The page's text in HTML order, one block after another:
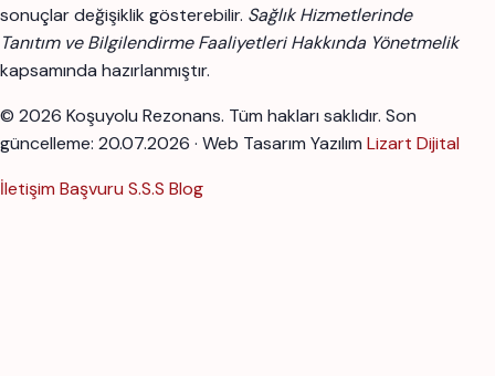
sonuçlar değişiklik gösterebilir. Sağlık Hizmetlerinde
Tanıtım ve Bilgilendirme Faaliyetleri Hakkında Yönetmelik
kapsamında hazırlanmıştır.
© 2026 Koşuyolu Rezonans. Tüm hakları saklıdır. Son
güncelleme: 20.07.2026 · Web Tasarım Yazılım Lizart Dijital
İletişim Başvuru S.S.S Blog